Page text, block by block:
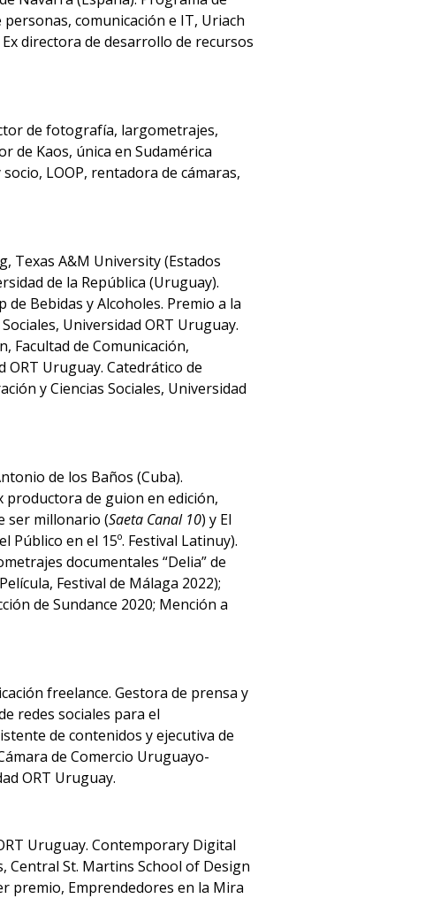
personas, comunicación e IT, Uriach
directora de desarrollo de recursos
de fotografía, largometrajes,
de Kaos, única en Sudamérica
LOOP, rentadora de cámaras,
Texas A&M University (Estados
de la República (Uruguay).
Bebidas y Alcoholes. Premio a la
Universidad ORT Uruguay.
Facultad de Comunicación,
ORT Uruguay. Catedrático de
y Ciencias Sociales, Universidad
de los Baños (Cuba).
productora de guion en edición,
ser millonario (Saeta Canal 10) y El
Público en el 15º. Festival Latinuy).
documentales “Delia” de
Festival de Málaga 2022);
de Sundance 2020; Mención a
freelance. Gestora de prensa y
redes sociales para el
de contenidos y ejecutiva de
de Comercio Uruguayo-
ORT Uruguay.
Uruguay. Contemporary Digital
Central St. Martins School of Design
premio, Emprendedores en la Mira